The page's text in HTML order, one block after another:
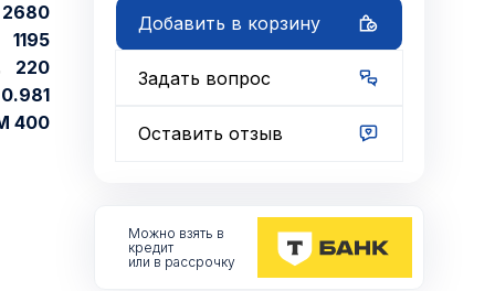
2680
1195
220
0.981
400
Добавить в корзину
Задать вопрос
Оставить отзыв
Можно взять в
кредит
или в рассрочку